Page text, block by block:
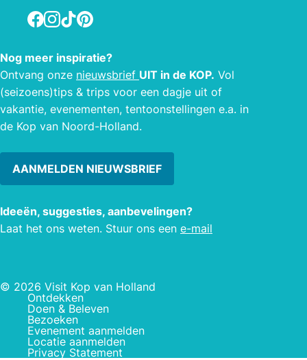
thuis te zitten is allebei even makkelijk.
Gezellige feestjes, bedrijfsmeetings of
mogelijk bij de Golden Valley. Laat u
gezellig leiden door ons en wij zorgen
ervoor dat u een onvergetelijke avond
zal hebben.
Facebook
Instagram
TikTokPinterest
Nog meer inspiratie?
Ontvang onze nieuwsbrief UIT in de KOP. Vol
(seizoens)tips & trips voor een dagje uit of
vakantie, evenementen, tentoonstellingen e.a. in
de Kop van Noord-Holland.
AANMELDEN NIEUWSBRIEF
Ideeën, suggesties, aanbevelingen?
Laat het ons weten. Stuur ons een e-mail
© 2026 Visit Kop van Holland
Ontdekken
Doen & Beleven
Bezoeken
Evenement aanmelden
Locatie aanmelden
Privacy Statement